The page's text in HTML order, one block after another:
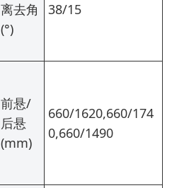
离去角
(°)
38/15
前悬/
后悬
(mm)
660/1620,660/174
0,660/1490